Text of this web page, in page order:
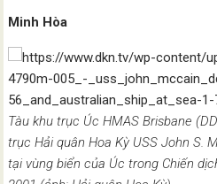
Minh Hòa
Tàu khu trục Úc HMAS Brisbane
trục Hải quân Hoa Kỳ USS John S.
tại vùng biển của Úc trong Chiến